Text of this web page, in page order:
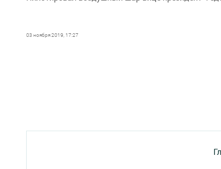
03 ноября 2019, 17:27